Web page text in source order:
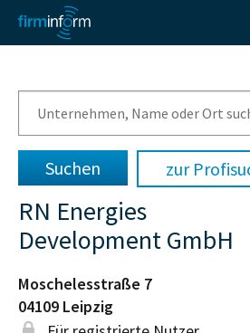
zur
RN Energies
Development GmbH
Moschelesstraße 7
04109 Leipzig